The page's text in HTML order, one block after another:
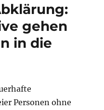
gehen
in die
Personen ohne